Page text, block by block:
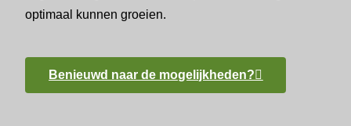
optimaal kunnen groeien.
Benieuwd naar de mogelijkheden?